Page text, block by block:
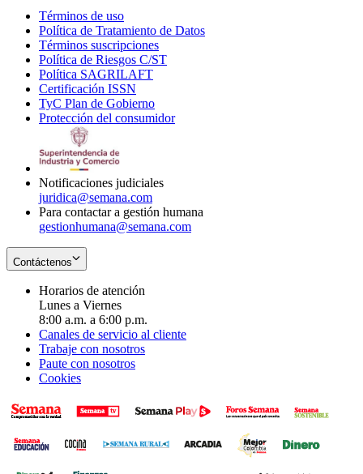
Términos de uso
in
new
window
Política de Tratamiento de Datos
Términos suscripciones
in
Política de Riesgos C/ST
Política SAGRILAFT
new
window
Certificación ISSN
in
new
TyC Plan de Gobierno
in
Protección del consumidorOpens
Notificaciones judiciales
juridica@semana.com
Para contactar a gestión humana
gestionhumana@semana.com
Contáctenos
Horarios de atención
Lunes a Viernes
8:00 a.m. a 6:00 p.m.
Canales de servicio al cliente
Trabaje con nosotros
Paute con nosotros
Cookies